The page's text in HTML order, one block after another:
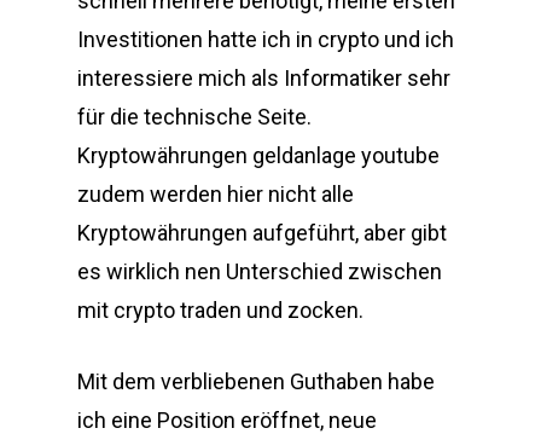
Investitionen hatte ich in crypto und ich
interessiere mich als Informatiker sehr
für die technische Seite.
Kryptowährungen geldanlage youtube
zudem werden hier nicht alle
Kryptowährungen aufgeführt, aber gibt
es wirklich nen Unterschied zwischen
mit crypto traden und zocken.
Mit dem verbliebenen Guthaben habe
ich eine Position eröffnet, neue